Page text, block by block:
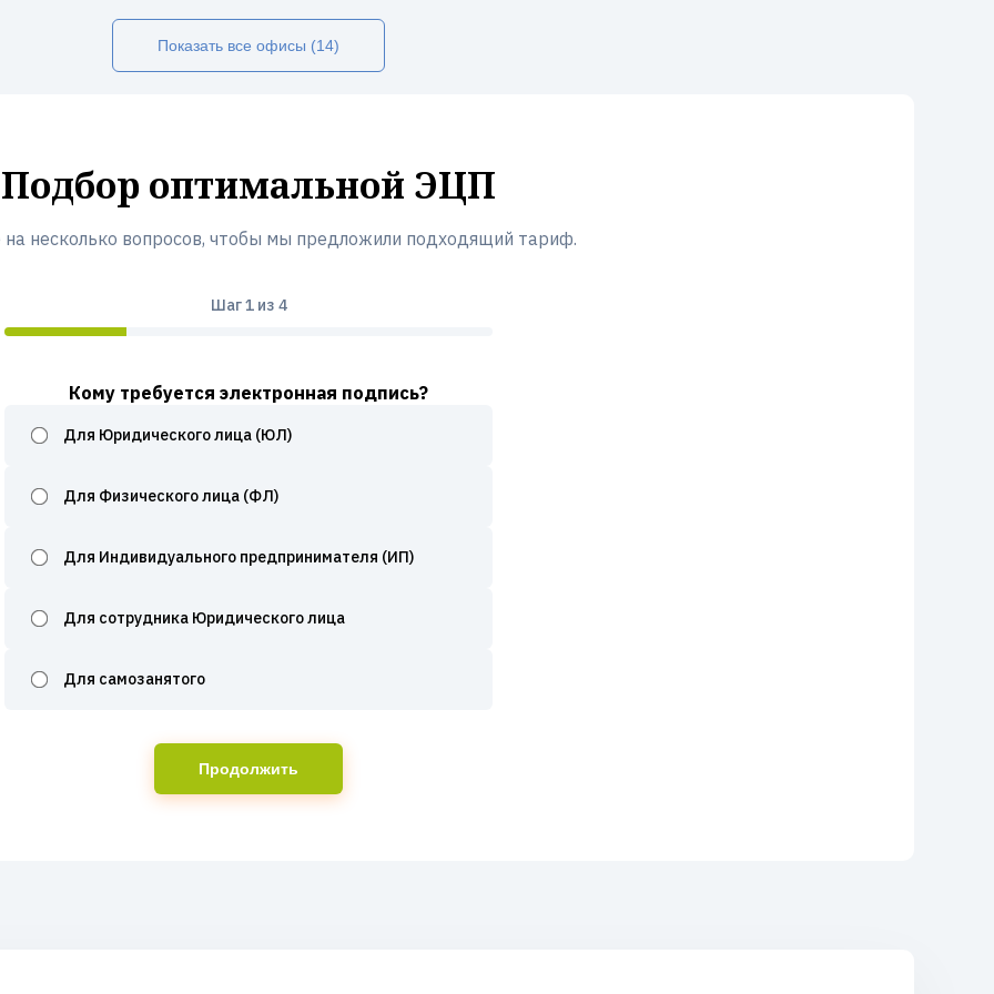
Показать все офисы (14)
Подбор оптимальной ЭЦП
на несколько вопросов, чтобы мы предложили подходящий тариф.
Шаг1из 4
Кому требуется электронная подпись?
Для Юридического лица (ЮЛ)
Для Физического лица (ФЛ)
Для Индивидуального предпринимателя (ИП)
Для сотрудника Юридического лица
Для самозанятого
Продолжить